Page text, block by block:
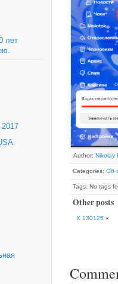
лет
2017
Author: Nikolay
Categories: Об
Tags: No tags
Other posts
X 130125 «